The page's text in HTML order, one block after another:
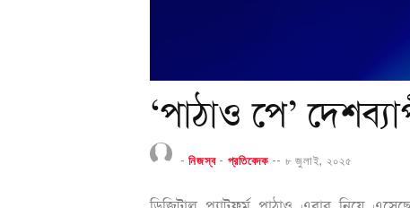
‘পাঠাও পে’
-নিজস্ব- প্রতিবেদক-- ৮ জুলাই, ২০২৫